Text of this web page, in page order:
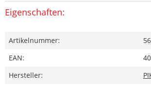
Eigenschaften:
Artikelnummer:
EAN:
Hersteller: